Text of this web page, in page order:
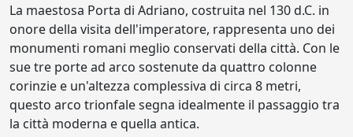
La maestosa Porta di Adriano, costruita nel 130 d.C. in
onore della visita dell'imperatore, rappresenta uno dei
monumenti romani meglio conservati della città. Con le
sue tre porte ad arco sostenute da quattro colonne
corinzie e un'altezza complessiva di circa 8 metri,
questo arco trionfale segna idealmente il passaggio tra
la città moderna e quella antica.